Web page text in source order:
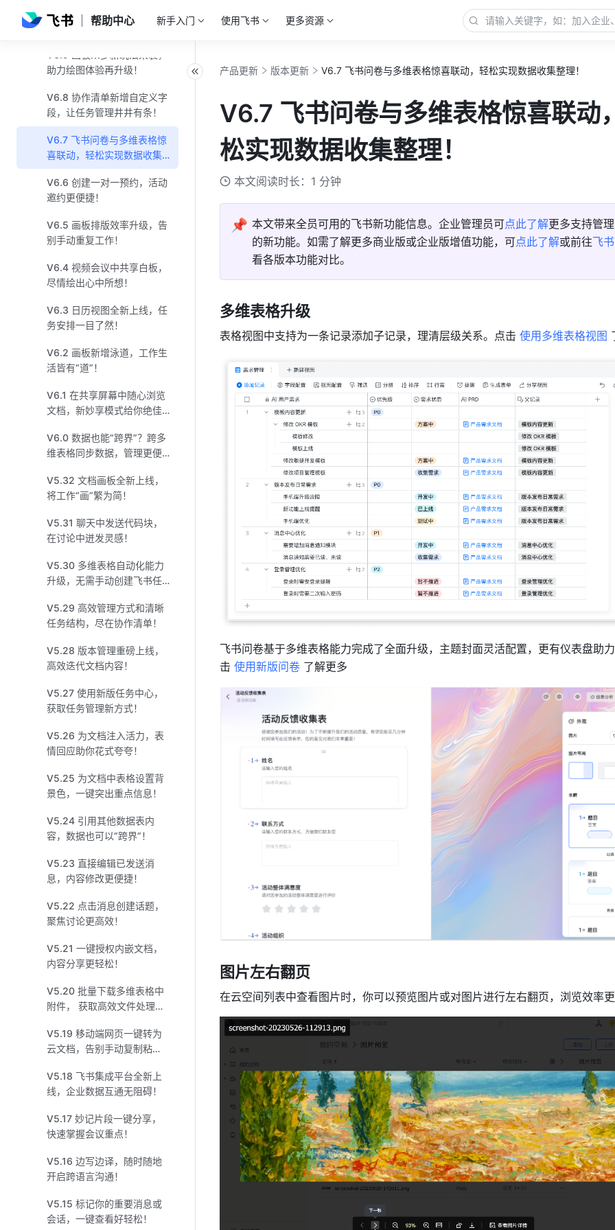
帮助中心 新手入门 使用飞书 更多资源
V6.10 切换群聊消息至话题
形式，让讨论更聚焦！
助力绘图体验再升级！
V6.8 协作清单新增自定义字
段，让任务管理井井有条！
V6.7 飞书问卷与多维表格惊
喜联动，轻松实现数据收集
整理！
V6.6 创建一对一预约，活动
邀约更便捷！
V6.5 画板排版效率升级，告
别手动重复工作！
V6.4 视频会议中共享白板，
尽情绘出心中所想！
V6.3 日历视图全新上线，任
务安排一目了然！
V6.2 画板新增泳道，工作生
活皆有“道”！
V6.1 在共享屏幕中随心浏览
文档，新妙享模式给你绝佳
V6.0 数据也能“跨界”？跨多
维表格同步数据，管理更便
V5.32 文档画板全新上线，
将工作“画”繁为简！
V5.31 聊天中发送代码块，
在讨论中迸发灵感！
V5.30 多维表格自动化能力
升级，无需手动创建飞书任
V5.29 高效管理方式和清晰
任务结构，尽在协作清单！
V5.28 版本管理重磅上线，
高效迭代文档内容！
V5.27 使用新版任务中心，
获取任务管理新方式！
V5.26 为文档注入活力，表
情回应助你花式夸夸！
V5.25 为文档中表格设置背
景色，一键突出重点信息！
V5.24 引用其他数据表内
容，数据也可以“跨界”！
V5.23 直接编辑已发送消
息，内容修改更便捷！
V5.22 点击消息创建话题，
聚焦讨论更高效！
V5.21 一键授权内嵌文档，
内容分享更轻松！
V5.20 批量下载多维表格中
附件， 获取高效文件处理方
V5.19 移动端网页一键转为
云文档，告别手动复制粘
V5.18 飞书集成平台全新上
线，企业数据互通无阻碍！
V5.17 妙记片段一键分享，
快速掌握会议重点！
V5.16 边写边译，随时随地
开启跨语言沟通！
V5.15 标记你的重要消息或
会话，一键查看好轻松！
产品更新 版本更新 V6.7 飞书问卷与多维表格惊喜联动，轻松实现数据收集整理！
V6.7 飞书问卷与多维表格惊喜联动
松实现数据收集整理！
本文阅读时长：1 分钟
📌 本文带来全员可用的飞书新功能信息。企业管理员可点此了解更多支持管
的新功能。如需了解更多商业版或企业版增值功能，可点此了解或前往飞
看各版本功能对比。
多维表格升级
表格视图中支持为一条记录添加子记录，理清层级关系。点击 使用多维表格视图
飞书问卷基于多维表格能力完成了全面升级，主题封面灵活配置，更有仪表盘助
击 使用新版问卷 了解更多
图片左右翻页
在云空间列表中查看图片时，你可以预览图片或对图片进行左右翻页，浏览效率